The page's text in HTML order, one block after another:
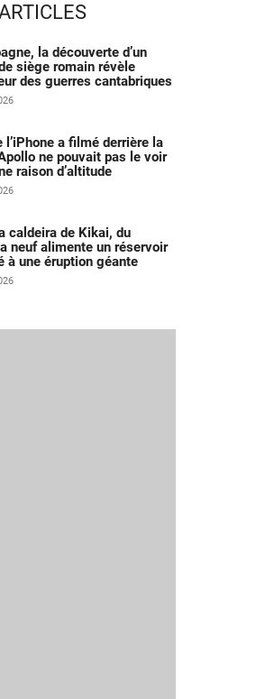
la découverte d’un
siège romain révèle
des guerres cantabriques
l’iPhone a filmé derrière la
ne pouvait pas le voir
raison d’altitude
caldeira de Kikai, du
neuf alimente un réservoir
à une éruption géante